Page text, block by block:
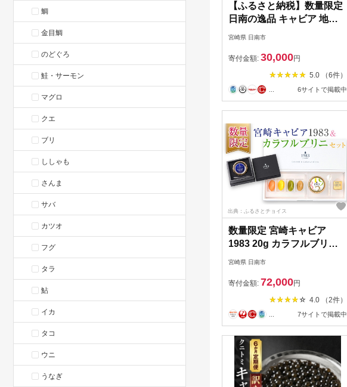
鯛
金目鯛
のどぐろ
鮭・サーモン
マグロ
クエ
ブリ
ししゃも
さんま
サバ
カツオ
フグ
タラ
鮎
イカ
タコ
ウニ
うなぎ
【ふるさと納税】数量限定
日南の逸品 キャビア 地鶏
コラボ セット 全6種類 炭火
いダイヤ 魚卵 魚介 魚貝 国
産 食品 加工品 惣菜 簡単調
理 プレゼント 贈り物 ギフ
ト ご褒美 お祝い 記念日 パ
ーティー お取り寄せ グル
メ 宮崎県 日南市 送料無料
宮崎県 日南市
寄付金額: 30,000円
5.0 （6件）
6サイトで掲載中
出典：ふるさとチョイス
数量限定 宮崎キャビア
1983 20g カラフルブリニ
日南市ふるさと納税オリジ
国産 おつまみ 三大珍味 黒
いダイヤ 贅沢 高級 ご褒美
お祝い 記念日 おすすめ パ
ーティー オードブル 詰め
合わせ 送料無料_JB4-25
宮崎県 日南市
寄付金額: 72,000円
4.0 （2件）
7サイトで掲載中